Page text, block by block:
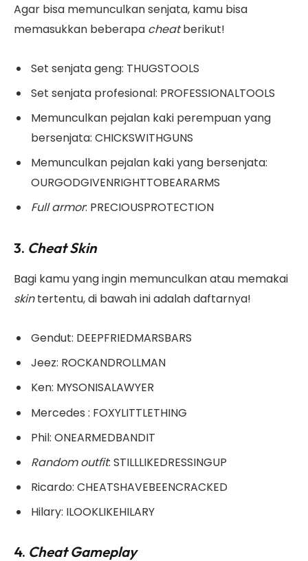
Agar bisa memunculkan senjata, kamu bisa
memasukkan beberapa cheatberikut!
Set senjata geng: THUGSTOOLS
Set senjata profesional: PROFESSIONALTOOLS
Memunculkan pejalan kaki perempuan yang
bersenjata: CHICKSWITHGUNS
Memunculkan pejalan kaki yang bersenjata:
OURGODGIVENRIGHTTOBEARARMS
Full armor: PRECIOUSPROTECTION
3. Cheat Skin
Bagi kamu yang ingin memunculkan atau memakai
skintertentu, di bawah ini adalah daftarnya!
Gendut: DEEPFRIEDMARSBARS
Jeez: ROCKANDROLLMAN
Ken: MYSONISALAWYER
Mercedes : FOXYLITTLETHING
Phil: ONEARMEDBANDIT
Random outfit: STILLLIKEDRESSINGUP
Ricardo: CHEATSHAVEBEENCRACKED
Hilary: ILOOKLIKEHILARY
4. Cheat Gameplay